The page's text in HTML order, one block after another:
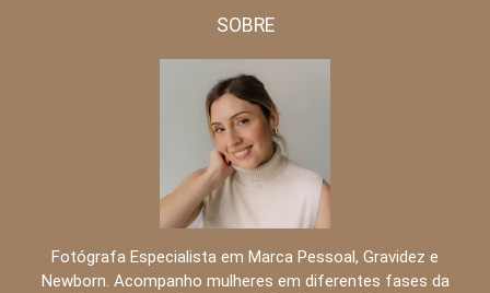
SOBRE
Fotógrafa Especialista em Marca Pessoal, Gravidez e
Newborn. Acompanho mulheres em diferentes fases da